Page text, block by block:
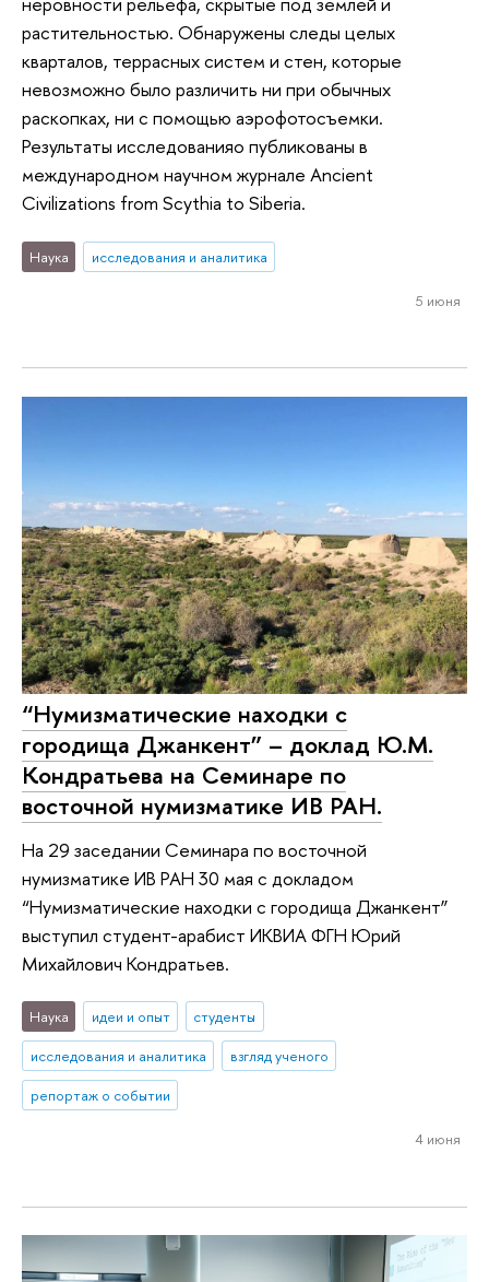
растительностью. Обнаружены следы целых
кварталов, террасных систем и стен, которые
невозможно было различить ни при обычных
раскопках, ни с помощью аэрофотосъемки.
Результаты исследованияо публикованы в
международном научном журнале Ancient
Civilizations from Scythia to Siberia.
Наука исследования и аналитика
5 июня
“Нумизматические находки с
городища Джанкент” – доклад Ю.М.
Кондратьева на Семинаре по
восточной нумизматике ИВ РАН.
На 29 заседании Семинара по восточной
нумизматике ИВ РАН 30 мая с докладом
“Нумизматические находки с городища Джанкент”
выступил студент-арабист ИКВИА ФГН Юрий
Михайлович Кондратьев.
Наука идеи и опыт
студенты
исследования и аналитика
взгляд ученого
репортаж о событии
4 июня